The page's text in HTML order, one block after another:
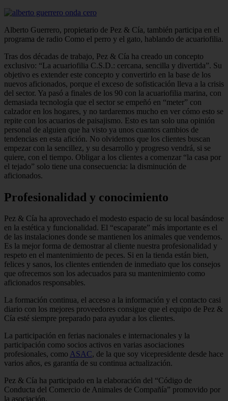
Alberto Guerrero, propietario de Pez & Cía, también participa en el
programa de radio Como el perro y el gato, hablando de acuariofilia.
Tras dos décadas de trabajo, Pez & Cía ha creado un concepto
exclusivo: “La acuariofilia C.S.D.: cercana, sencilla y divertida”. Su
objetivo es extender este concepto y convertirlo en la base de los
nuevos aficionados, porque el exceso de sofisticación lleva a la crisis
del sector. Ya pasó a finales de los 90 con la acuario­filia marina, con
demasiada tecnología que el sector se empeñó en “meter” con
calzador en los hogares, y no tardare­mos mucho en ver cómo esto se
repite con los acuarios de paisajismo. Esto es tan solo una opinión
personal de alguien que ha visto ya unos cuantos cambios de
tendencias en esta afición. No olvidemos que los clientes buscan
empezar con la sencillez, y su desarrollo y progreso ven­drá, si se
quiere, con el tiempo. Obligar a los clientes a comenzar “la casa por
el tejado” solo tiene una consecuencia: la disminución de
aficionados.
Profesionalidad y conocimiento
Pez & Cía ha aprovechado el modes­to espacio de su local basándose
en la estética y funcionalidad. El “escaparate” más importante es el
de las instalaciones donde se mantienen los animales que vendemos.
Es la mejor forma de demos­trar al cliente nuestra profesionalidad y
respeto en el mantenimiento de peces. Si en la tienda están bien,
felices y sa­nos, los clientes entienden de inmediato que los consejos
que ofrecemos son los adecuados para su mantenimiento como
aficionados responsables.
La formación continua, el acceso a la información y el contacto casi
diario con los mejores proveedores consigue que el equipo de Pez &
Cía esté siempre prepa­rado para ayudar a los clientes.
La participación en ferias nacionales e internacionales y la
participación como socios activos en varias asociaciones
profesionales, como ASAC, de la que soy vicepresidente desde hace
varios años, es garantía de su continua actualización.
Pez & Cía ha participado en la ela­boración del “Código de
Conducta del Comercio de Animales de Compañía” promovido por
la asociación.